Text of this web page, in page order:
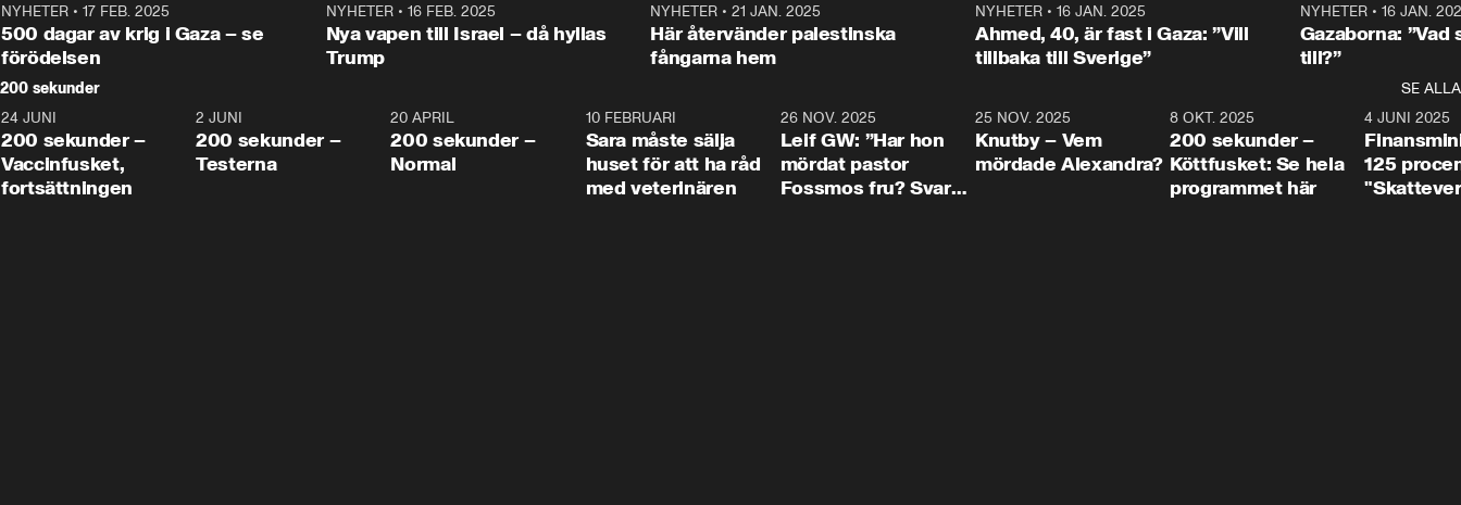
Thand Ring
NYHETER • 17 FEB. 2025
500 dagar av krig i Gaza – se
förödelsen
NYHETER• 16 FEB. 2025
Nya vapen till Israel – då hyllas
Trump
NYHETER •21 JAN. 2025
Här återvänder palestinska
fångarna hem
NYHETER• 16 JAN. 2025
Ahmed, 40, är fast i Gaza: ”Vill
tillbaka till Sverige”
NYHETER• 16 JAN.
Gazaborna:
till?”
200 sekunder
SE ALLA
5:00
24 JUNI
200 sekunder –
Vaccinfusket,
fortsättningen
4:23
2 JUNI
200 sekunder –
Testerna
20 APRIL
200 sekunder –
Normal
10 FEBRUARI
Sara måste sälja
huset för att ha råd
med veterinären
26 NOV. 2025
Leif GW: ”Har hon
mördat pastor
Fossmos fru? Svar
31:05
25 NOV. 2025
Knutby – Vem
mördade Alexandra?
4:29
8 OKT. 2025
200 sekunder –
Köttfusket: Se hela
programmet här
4 JUNI 2025
125